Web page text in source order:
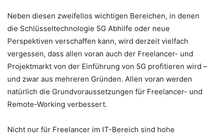
Neben diesen zweifellos wichtigen Bereichen, in denen
die Schlüsseltechnologie 5G Abhilfe oder neue
Perspektiven verschaffen kann, wird derzeit vielfach
vergessen, dass allen voran auch der Freelancer- und
Projektmarkt von der Einführung von 5G profitieren wird –
und zwar aus mehreren Gründen. Allen voran werden
natürlich die Grundvoraussetzungen für Freelancer- und
Remote-Working verbessert.
Nicht nur für Freelancer im IT-Bereich sind hohe